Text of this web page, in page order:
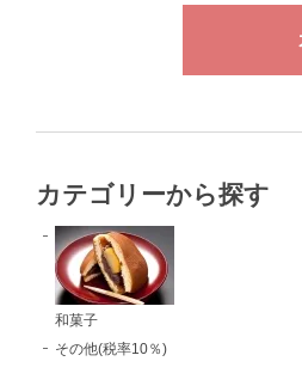
カテゴリーから探す
和菓子
その他(税率10％)